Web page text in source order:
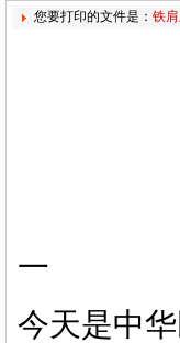
您要打印的文件是： 铁
一
今天是中